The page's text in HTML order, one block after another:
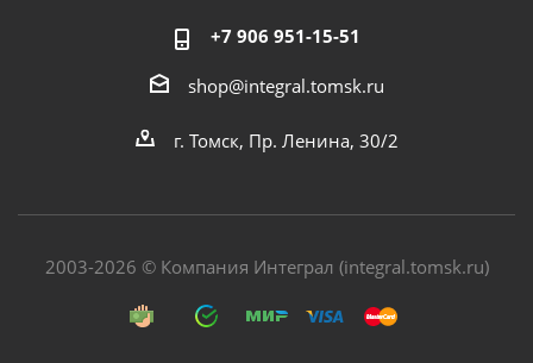
+7 906 951-15-51
shop@integral.tomsk.ru
г. Томск, Пр. Ленина, 30/2
2003-2026 © Компания Интеграл (integral.tomsk.ru)